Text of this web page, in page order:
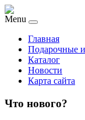
Menu
Главная
Подарочные
Каталог
Новости
Карта сайта
Что нового?